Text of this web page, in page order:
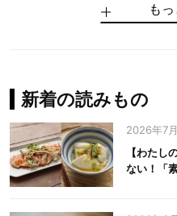
手仕事だ
麻の老舗
中川政七
100年先
中川政七
【わたし
も
新着の読みもの
2026年7
【わたし
ない！「